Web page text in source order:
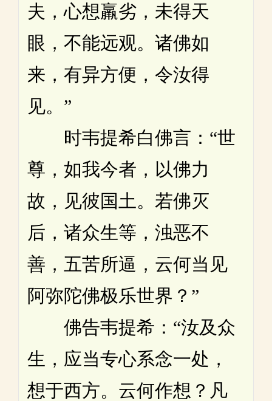
夫，心想羸劣，未得天
眼，不能远观。诸佛如
来，有异方便，令汝得
见。”
时韦提希白佛言：“世
尊，如我今者，以佛力
故，见彼国土。若佛灭
后，诸众生等，浊恶不
善，五苦所逼，云何当见
阿弥陀佛极乐世界？”
佛告韦提希：“汝及众
生，应当专心系念一处，
想于西方。云何作想？凡